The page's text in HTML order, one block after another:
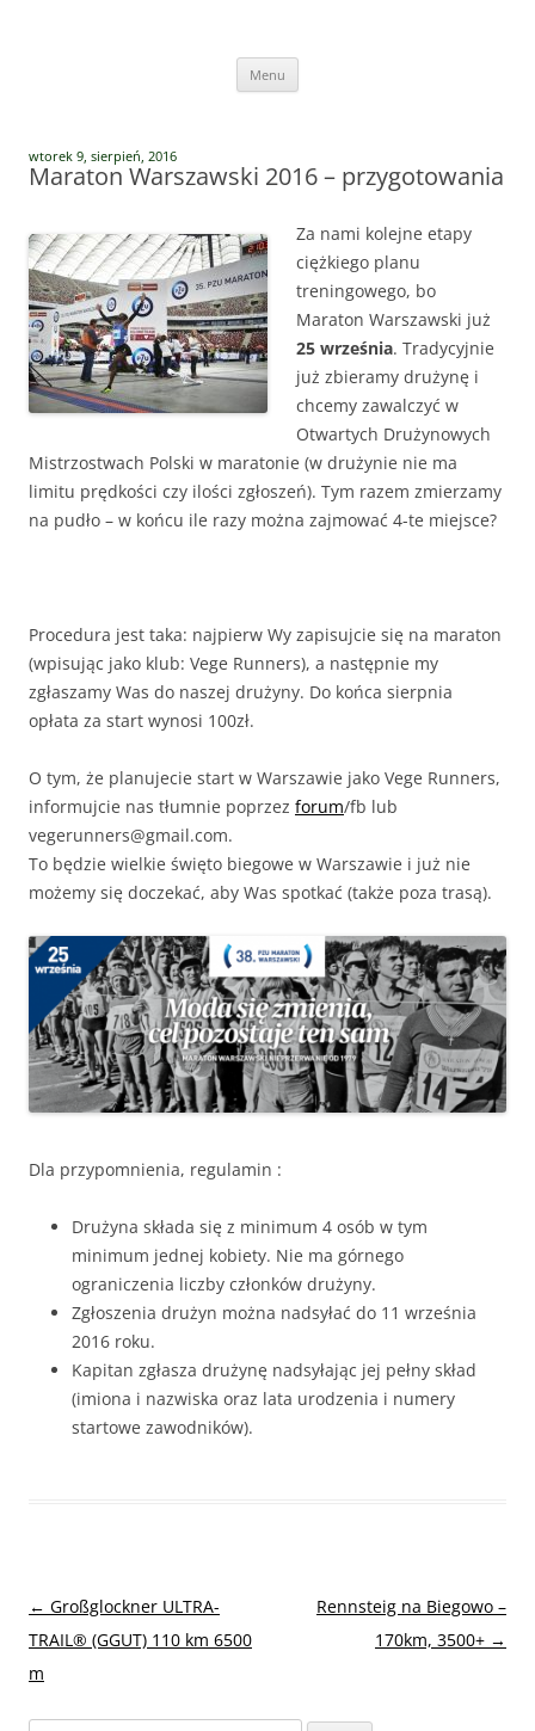
Menu
wtorek 9, sierpień, 2016
Maraton Warszawski 2016 – przygotowania
Za nami kolejne etapy
ciężkiego planu
treningowego, bo
Maraton Warszawski już
25 września. Tradycyjnie
już zbieramy drużynę i
chcemy zawalczyć w
Otwartych Drużynowych
Mistrzostwach Polski w maratonie (w drużynie nie ma
limitu prędkości czy ilości zgłoszeń). Tym razem zmierzamy
na pudło – w końcu ile razy można zajmować 4-te miejsce?
Procedura jest taka: najpierw Wy zapisujcie się na maraton
(wpisując jako klub: Vege Runners), a następnie my
zgłaszamy Was do naszej drużyny. Do końca sierpnia
opłata za start wynosi 100zł.
O tym, że planujecie start w Warszawie jako Vege Runners,
informujcie nas tłumnie poprzez forum/fb lub
vegerunners@gmail.com.
To będzie wielkie święto biegowe w Warszawie i już nie
możemy się doczekać, aby Was spotkać (także poza trasą).
Dla przypomnienia, regulamin :
Drużyna składa się z minimum 4 osób w tym
minimum jednej kobiety. Nie ma górnego
ograniczenia liczby członków drużyny.
Zgłoszenia drużyn można nadsyłać do 11 września
2016 roku.
Kapitan zgłasza drużynę nadsyłając jej pełny skład
(imiona i nazwiska oraz lata urodzenia i numery
startowe zawodników).
Nawigacja
wpisu
← Großglockner ULTRA-
TRAIL® (GGUT) 110 km 6500
m
Rennsteig na Biegowo –
170km, 3500+ →